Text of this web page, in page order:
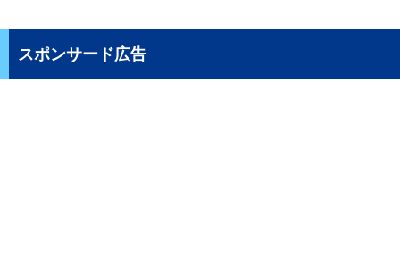
スポンサード広告